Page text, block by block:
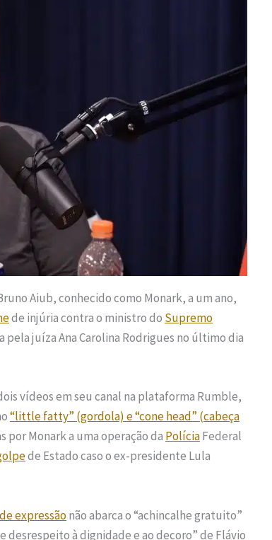
Aiub, conhecido como Monark, a um ano,
de injúria contra o ministro do Supremo
pela juíza Ana Carolina Rodrigues no último dia
vídeos em seu canal na plataforma Rumble,
“little fatty” (gordola) e “cone head” (cabeça
por Monark a uma operação da PolíciaFederal
de Estado caso o ex-presidente Lula
expressãonão abarca o “achincalhe gratuito”
desrespeito à dignidade e ao decoro” de Flávio